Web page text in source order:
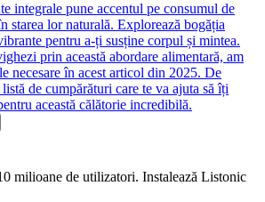
integrale pune accentul pe consumul de
starea lor naturală. Explorează bogăția
pentru a-ți susține corpul și mintea.
prin această abordare alimentară, am
necesare în acest articol din 2025. De
de cumpărături care te va ajuta să îți
această călătorie incredibilă.
milioane de utilizatori. Instalează Listonic